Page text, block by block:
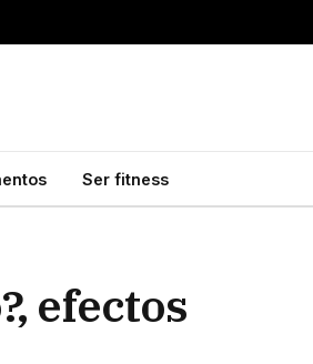
Ser fitness
efectos